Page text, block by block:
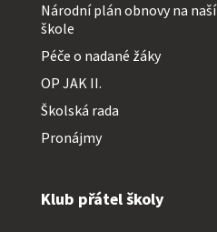
Národní plán obnovy na naší
škole
Péče o nadané žáky
OP JAK II.
Školská rada
Pronájmy
Klub přátel školy